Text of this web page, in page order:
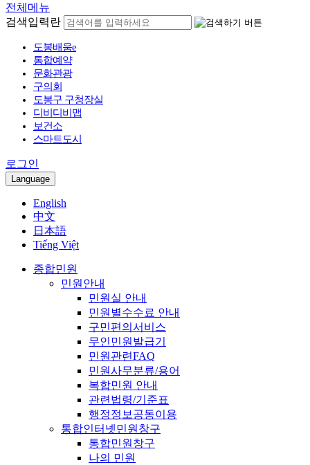
전체메뉴
검색입력란
도봉배움e
통합예약
문화관광
구의회
도봉구 구청장실
디비디비맵
보건소
스마트도시
로그인
Language
English
中文
日本語
Tiếng Việt
종합민원
민원안내
민원실 안내
민원별수수료 안내
구민편의서비스
무인민원발급기
민원관련FAQ
민원사무분류/용어
복합민원 안내
관련법령/기준표
행정정보공동이용
통합인터넷민원창구
통합민원창구
나의 민원